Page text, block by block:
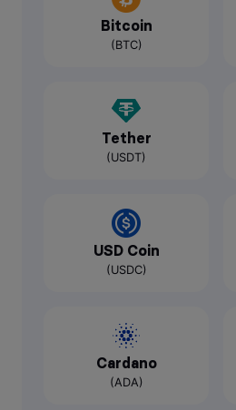
Bitcoin
(BTC)
Tether
(USDT)
USD Coin
(USDC)
Cardano
(ADA)